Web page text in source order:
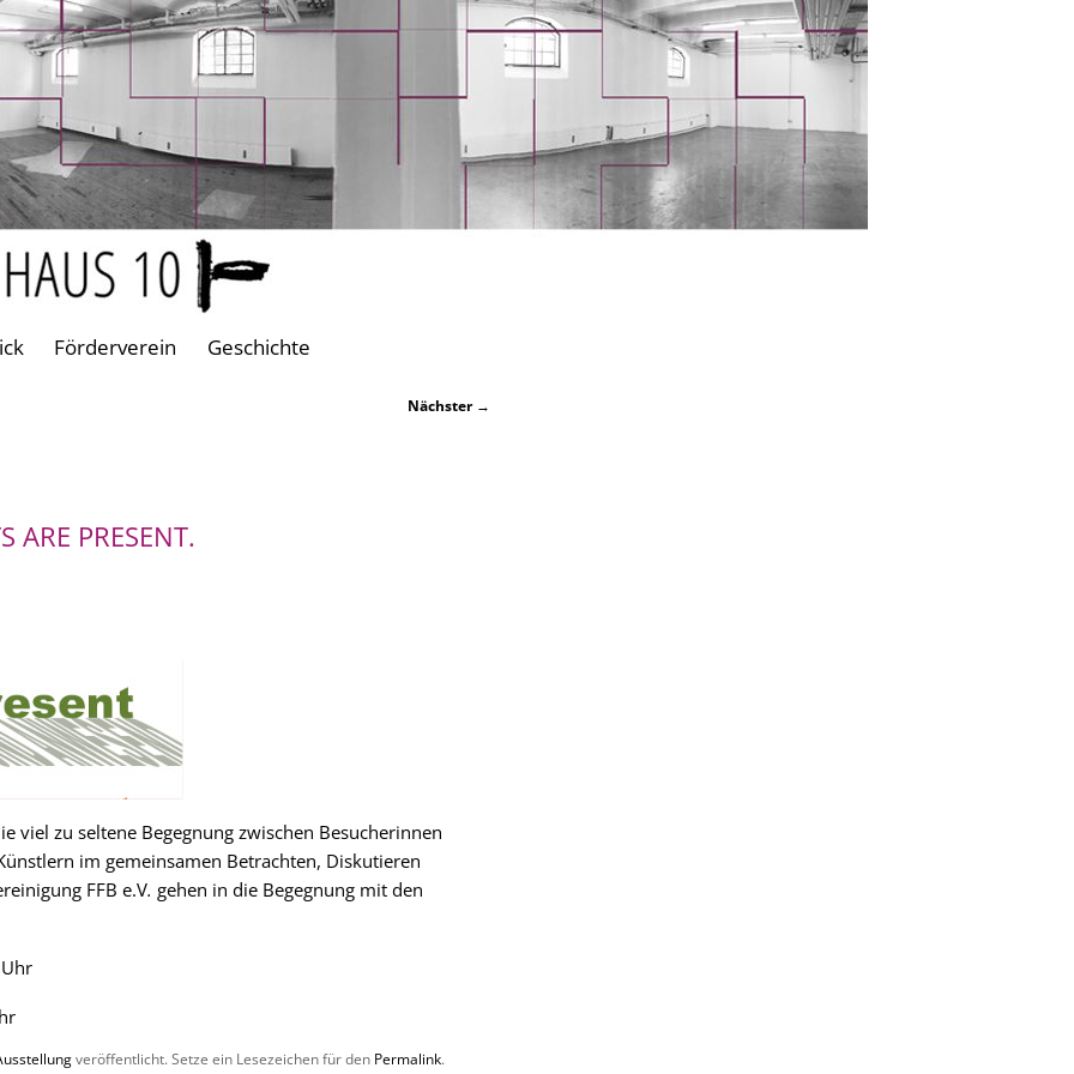
Förderverein Geschichte
Nächster →
ARE PRESENT.
viel zu seltene Begegnung zwischen Besucherinnen
im gemeinsamen Betrachten, Diskutieren
FFB e.V. gehen in die Begegnung mit den
veröffentlicht. Setze ein Lesezeichen für den Permalink.